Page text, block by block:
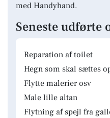
med Handyhand.
Seneste udførte
Reparation af toilet
Hegn som skal sættes
Flytte malerier osv
Male lille altan
Flytning af spejl fra